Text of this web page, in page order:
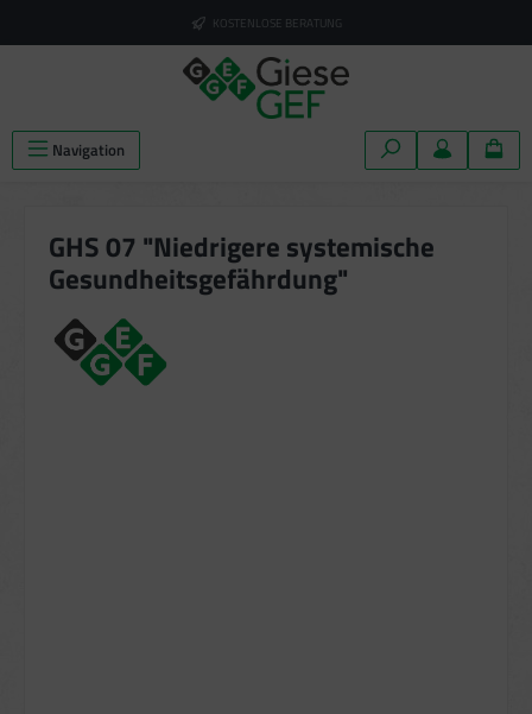
KOSTENLOSE BERATUNG
Navigation
GHS 07 "Niedrigere systemische
Gesundheitsgefährdung"